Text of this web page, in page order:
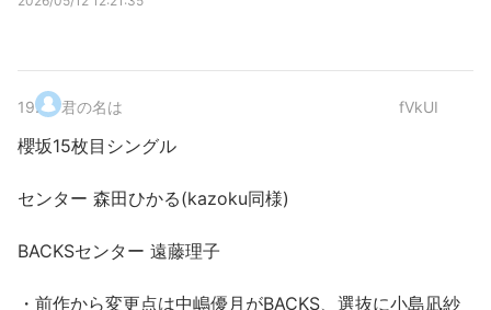
19. 君の名は fVkUI
櫻坂15枚目シングル
センター 森田ひかる(kazoku同様)
BACKSセンター 遠藤理子
・前作から変更点は中嶋優月がBACKS、選抜に小島凪紗